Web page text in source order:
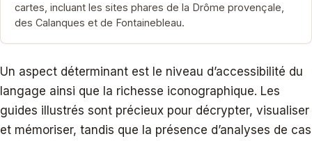
cartes, incluant les sites phares de la Drôme provençale,
des Calanques et de Fontainebleau.
Un aspect déterminant est le niveau d’accessibilité du
langage ainsi que la richesse iconographique. Les
guides illustrés sont précieux pour décrypter, visualiser
et mémoriser, tandis que la présence d’analyses de cas